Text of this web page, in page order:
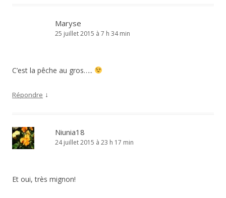
Maryse
25 juillet 2015 à 7 h 34 min
C’est la pêche au gros…..
Répondre ↓
Niunia18
24 juillet 2015 à 23 h 17 min
Et oui, très mignon!